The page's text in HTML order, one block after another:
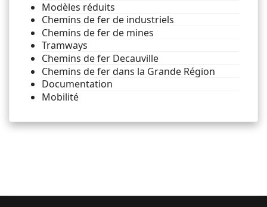
Modèles réduits
Chemins de fer de industriels
Chemins de fer de mines
Tramways
Chemins de fer Decauville
Chemins de fer dans la Grande Région
Documentation
Mobilité